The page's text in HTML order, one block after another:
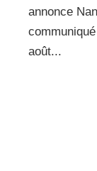
annonce
août...